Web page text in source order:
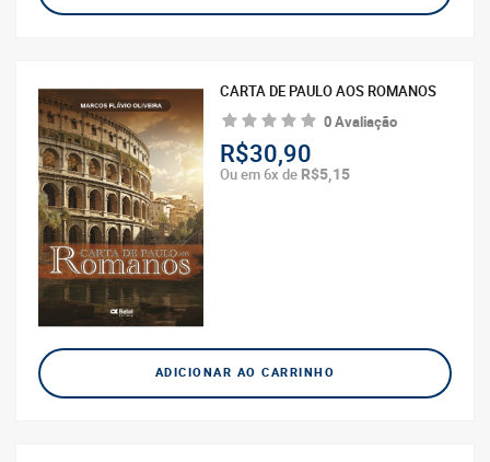
CARTA DE PAULO AOS ROMANOS
0 Avaliação
R$30,90
Ou em 6x de R$5,15
ADICIONAR AO CARRINHO